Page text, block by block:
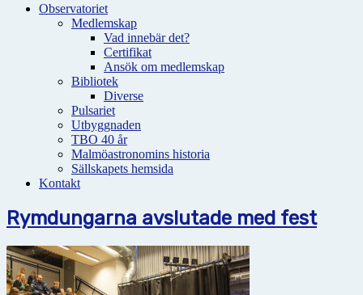
Observatoriet
Medlemskap
Vad innebär det?
Certifikat
Ansök om medlemskap
Bibliotek
Diverse
Pulsariet
Utbyggnaden
TBO 40 år
Malmöastronomins historia
Sällskapets hemsida
Kontakt
Rymdungarna avslutade med fest